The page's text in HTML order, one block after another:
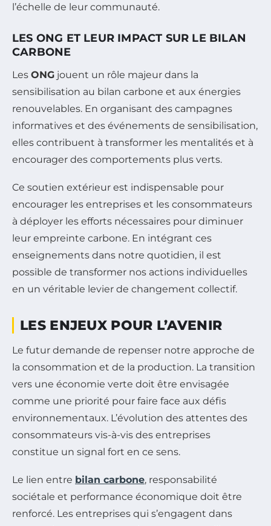
l’échelle de leur communauté.
LES ONG ET LEUR IMPACT SUR LE BILAN
CARBONE
Les ONG jouent un rôle majeur dans la
sensibilisation au bilan carbone et aux énergies
renouvelables. En organisant des campagnes
informatives et des événements de sensibilisation,
elles contribuent à transformer les mentalités et à
encourager des comportements plus verts.
Ce soutien extérieur est indispensable pour
encourager les entreprises et les consommateurs
à déployer les efforts nécessaires pour diminuer
leur empreinte carbone. En intégrant ces
enseignements dans notre quotidien, il est
possible de transformer nos actions individuelles
en un véritable levier de changement collectif.
LES ENJEUX POUR L’AVENIR
Le futur demande de repenser notre approche de
la consommation et de la production. La transition
vers une économie verte doit être envisagée
comme une priorité pour faire face aux défis
environnementaux. L’évolution des attentes des
consommateurs vis-à-vis des entreprises
constitue un signal fort en ce sens.
Le lien entre bilan carbone, responsabilité
sociétale et performance économique doit être
renforcé. Les entreprises qui s’engagent dans